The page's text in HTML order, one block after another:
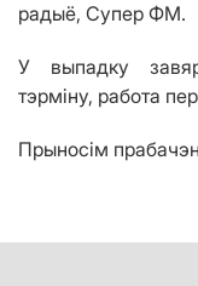
радыё, Супер ФМ.
У выпадку
тэрміну, работа
Прыносім